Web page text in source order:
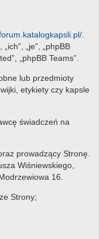
„je”, „phpBB
„phpBB Teams”.
lub przedmioty
etykiety czy kapsle
świadczeń na
prowadzący Stronę.
Wiśniewskiego,
16.
Strony;